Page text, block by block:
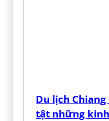
Du lịch
tật những